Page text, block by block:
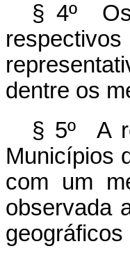
§ 4º
dentre os
§ 5º A
Municípios
com um
observada